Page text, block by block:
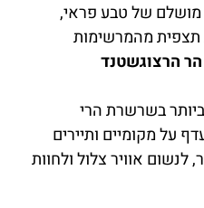
של טבע פראי,
תצפית מהמרשימות
הר הרצוגשטנד
בשרשרת הרי
על מקומיים ותיירים
אוויר צלול ולחוות